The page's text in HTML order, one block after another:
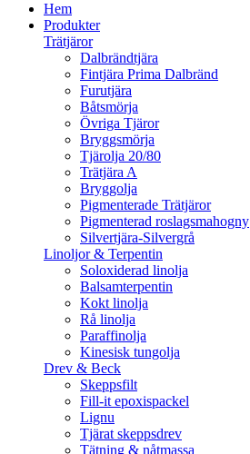
Hem
Produkter
Trätjäror
Dalbrändtjära
Fintjära Prima Dalbränd
Furutjära
Båtsmörja
Övriga Tjäror
Bryggsmörja
Tjärolja 20/80
Trätjära A
Bryggolja
Pigmenterade Trätjäror
Pigmenterad roslagsmahogny
Silvertjära-Silvergrå
Linoljor & Terpentin
Soloxiderad linolja
Balsamterpentin
Kokt linolja
Rå linolja
Paraffinolja
Kinesisk tungolja
Drev & Beck
Skeppsfilt
Fill-it epoxispackel
Lignu
Tjärat skeppsdrev
Tätning & nåtmassa